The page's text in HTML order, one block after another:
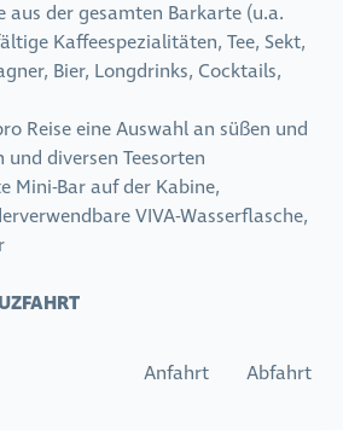
aus der gesamten Barkarte (u.a.
Kaffeespezialitäten, Tee, Sekt,
Bier, Longdrinks, Cocktails,
Reise eine Auswahl an süßen und
diversen Teesorten
Mini-Bar auf der Kabine,
VIVA-Wasserflasche,
Anfahrt Abfahrt